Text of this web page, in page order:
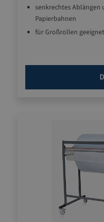
senkrechtes
Papierbahnen
für Großrollen geeignet